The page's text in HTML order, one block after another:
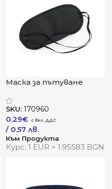
Маска за пътуване
SKU: 170960
0.29€
/ 0.57 лв.
Към Продукта
Курс: 1 EUR = 1.95583 BGN